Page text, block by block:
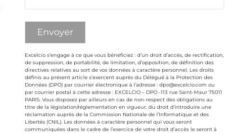
Excelcio s’engage à ce que vous bénéficiez : d’un droit d’accès, de rectification,
de suppression, de portabilité, de limitation, d’opposition, de définition des
directives relatives au sort de vos données à caractère personnel. Les droits
définis au présent article s’exercent auprès du Délégué à la Protection des
Données (DPO) par courrier électronique à l’adresse : dpo@excelcio.com ou
par courrier postal à cette adresse : EXCELCIO – DPO -113 rue Saint-Maur 75011
PARIS. Vous disposez par ailleurs en cas de non-respect des obligations au
titre de la législation/réglementation en vigueur, du droit d’introduire une
réclamation auprès de la Commission Nationale de l’Informatique et des
Libertés (CNIL). Les données à caractère personnel qui vous seront
communiquées dans le cadre de l’exercice de votre droit d’accès le seront à